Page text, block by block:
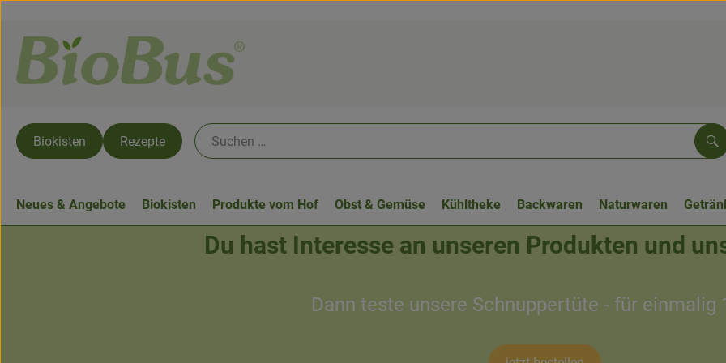
Biokisten Rezepte
Neues & Angebote Biokisten Produkte vom Hof Obst & Gemüse Kühltheke Backwaren Naturwaren
Du hast Interesse an unseren Produkten und
Dann teste unsere Schnuppertüte - für einmalig